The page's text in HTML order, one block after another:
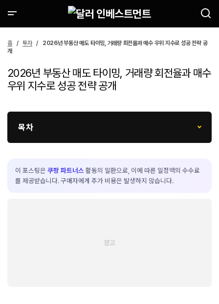
홈 투자
2026년 부동산 매도 타이밍, 거래량 회전율과 매수 우위 지수로 성공 전략 공
개
2026년 부동산 매도 타이밍, 거래량 회전율과 매수
우위 지수로 성공 전략 공개
목차
이 포스팅은 쿠팡 파트너스 활동의 일환으로, 이에 따른 일정액의 수수료
를 제공받습니다. 구매자에게 추가 비용은 발생하지 않습니다.